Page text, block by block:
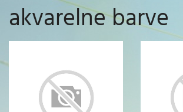
akvarelne barve